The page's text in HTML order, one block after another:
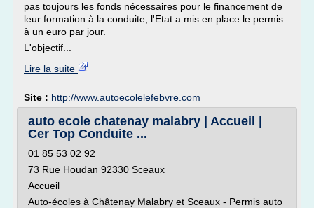
pas toujours les fonds nécessaires pour le financement de
leur formation à la conduite, l'Etat a mis en place le permis
à un euro par jour.
L'objectif...
Lire la suite
Site : http://www.autoecolelefebvre.com
auto ecole chatenay malabry | Accueil |
Cer Top Conduite ...
01 85 53 02 92
73 Rue Houdan 92330 Sceaux
Accueil
Auto-écoles à Châtenay Malabry et Sceaux - Permis auto